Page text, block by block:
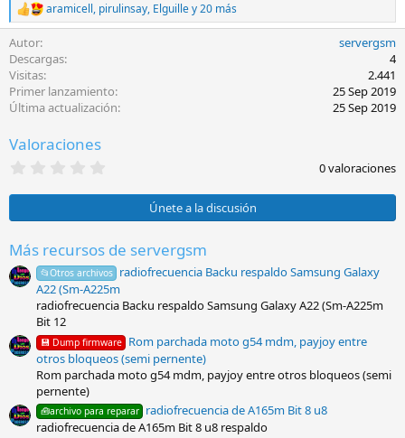
R
e
a
c
c
i
o
n
s
aramicell, pirulinsay, Elguilley 20 más
Autor
servergsm
Descargas
4
Visitas
2.441
Primer lanzamiento
25 Sep 2019
Última actualización
25 Sep 2019
Valoraciones
0
e
t
r
e
l
l
a
s
)
0 valoraciones
Únete a la discusión
Más recursos de servergsm
📂Otros archivos radiofrecuencia Backu respaldo Samsung Galaxy
A22 (Sm-A225m
radiofrecuencia Backu respaldo Samsung Galaxy A22 (Sm-A225m
Bit 12
💾 Dump firmware Rom parchada moto g54 mdm, payjoy entre
otros bloqueos (semi pernente)
Rom parchada moto g54 mdm, payjoy entre otros bloqueos (semi
pernente)
🧰archivo para reparar radiofrecuencia de A165m Bit 8 u8
radiofrecuencia de A165m Bit 8 u8 respaldo